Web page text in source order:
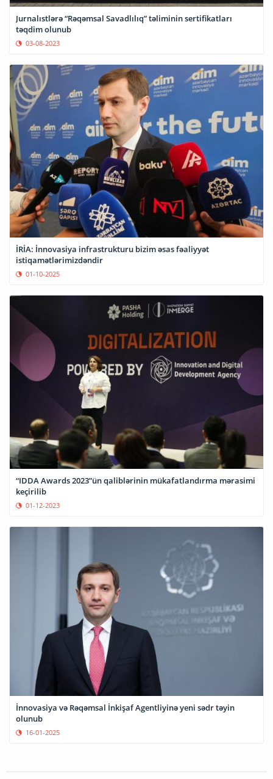
Jurnalıstlərə “Rəqəmsal Savadlılıq” təliminin sertifikatları
təqdim olunub
03-08-2023
İRİA: İnnovasiya infrastrukturu bizim əsas fəaliyyət
istiqamətlərimizdəndir
01-10-2025
“IDDA Awards 2023”ün qaliblərinin mükafatlandırma mərasimi
keçirilib
01-12-2023
İnnovasiya və Rəqəmsal İnkişaf Agentliyinə yeni sədr təyin
olunub
16-01-2025